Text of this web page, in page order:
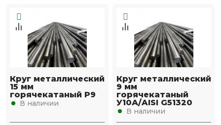
Круг металлический
15 мм
горячекатаный Р9
В наличии
Круг металлический
9 мм
горячекатаный
У10А/AISI G51320
В наличии